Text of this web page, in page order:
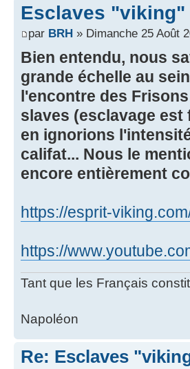
Esclaves
par BRH » Dimanche 25 Août
Bien entendu, nous
grande échelle au
l'encontre des
slaves (esclavage est
en ignorions
califat... Nous le
encore entièrement
https://esprit-
https://
Tant que les Français
Napoléon
Re: Esclaves